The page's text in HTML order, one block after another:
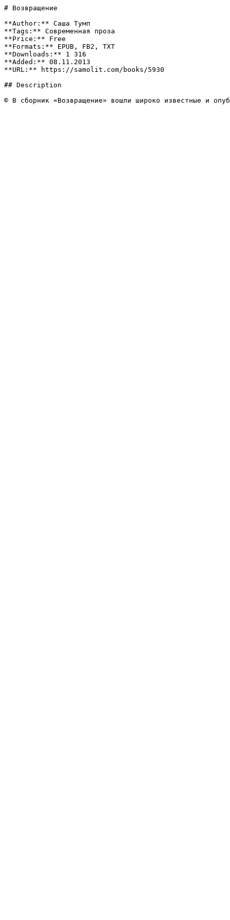
# Возвращение
**Author:** Саша Тумп
**Tags:** Современная проза
**Price:** Free
**Formats:** EPUB, FB2, TXT
**Downloads:** 1 316
**Added:** 08.11.2013
**URL:** https://samolit.com/books/5930
## Description
© В сборник «Возвращение» вошли широко известные и